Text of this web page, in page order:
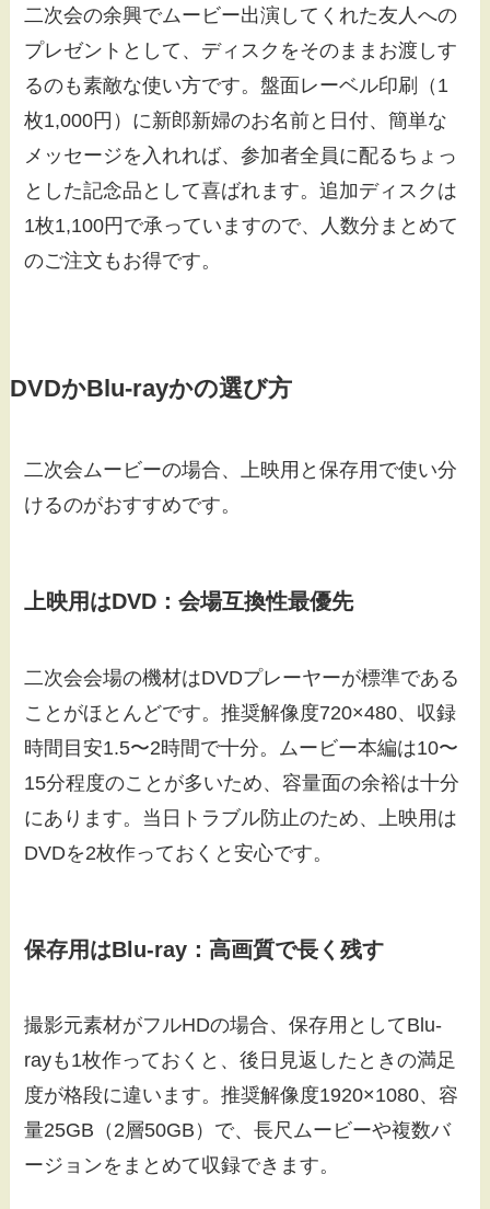
二次会の余興でムービー出演してくれた友人への
プレゼントとして、ディスクをそのままお渡しす
るのも素敵な使い方です。盤面レーベル印刷（1
枚1,000円）に新郎新婦のお名前と日付、簡単な
メッセージを入れれば、参加者全員に配るちょっ
とした記念品として喜ばれます。追加ディスクは
1枚1,100円で承っていますので、人数分まとめて
のご注文もお得です。
DVDかBlu-rayかの選び方
二次会ムービーの場合、上映用と保存用で使い分
けるのがおすすめです。
上映用はDVD：会場互換性最優先
二次会会場の機材はDVDプレーヤーが標準である
ことがほとんどです。推奨解像度720×480、収録
時間目安1.5〜2時間で十分。ムービー本編は10〜
15分程度のことが多いため、容量面の余裕は十分
にあります。当日トラブル防止のため、上映用は
DVDを2枚作っておくと安心です。
保存用はBlu-ray：高画質で長く残す
撮影元素材がフルHDの場合、保存用としてBlu-
rayも1枚作っておくと、後日見返したときの満足
度が格段に違います。推奨解像度1920×1080、容
量25GB（2層50GB）で、長尺ムービーや複数バ
ージョンをまとめて収録できます。